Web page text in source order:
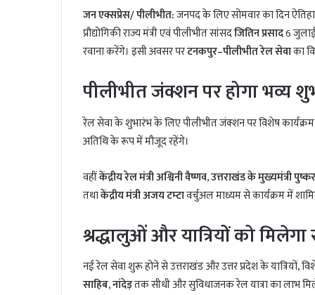
जन एक्सप्रेस/ पीलीभीत:जनपद के लिए सोमवार का दिन
प्रौद्योगिकी राज्य मंत्री एवं पीलीभीत सांसदजितिन प्रसाद6
रवाना करेंगे। इसी अवसर परटनकपुर–पीलीभीत रेल सेवाका
पीलीभीत जंक्शन पर होगा भव्य
रेल सेवा के शुभारंभ के लिए पीलीभीत जंक्शन पर विशेष कार्यक्रम
अतिथि के रूप में मौजूद रहेंगे।
वहींकेंद्रीय रेल मंत्री अश्विनी वैष्णव,उत्तराखंड के मुख्यमंत्री
तथाकेंद्रीय मंत्री अजय टम्टावर्चुअल माध्यम से कार्यक्रम में
श्रद्धालुओं और यात्रियों को
नई रेल सेवा शुरू होने से उत्तराखंड और उत्तर प्रदेश के यात्रियों,
साहिब, नांदेड़तक सीधी और सुविधाजनक रेल यात्रा का लाभ